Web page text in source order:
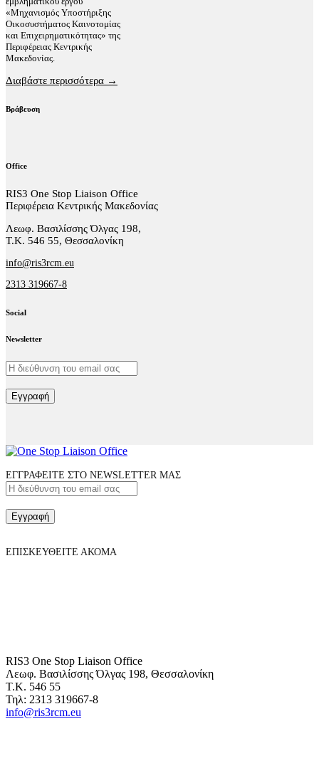
«Μηχανισμός Υποστήριξης
Οικοσυστήματος Καινοτομίας
και Επιχειρηματικότητας» της
Περιφέρειας Κεντρικής
Μακεδονίας.
Διαβάστε περισσότερα →
Βράβευση
Office
RIS3 One Stop Liaison Office
Περιφέρεια Κεντρικής Μακεδονίας
Λεωφ. Βασιλίσσης Όλγας 198,
Τ.Κ. 546 55, Θεσσαλονίκη
info@ris3rcm.eu
2313 319667-8
Social
facebook-
linkedin
twitter-
Newsletter
Εγγραφή
ΕΓΓΡΑΦΕΙΤΕ ΣΤΟ NEWSLETTER ΜΑΣ
Εγγραφή
ΕΠΙΣΚΕΥΘΕΙΤΕ ΑΚΟΜΑ
RIS3 One Stop Liaison Office
Λεωφ. Βασιλίσσης Όλγας 198, Θεσσαλονίκη
Τ.Κ. 546 55
Τηλ: 2313 319667-8
info@ris3rcm.eu